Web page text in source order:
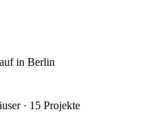
in Berlin
· 15 Projekte